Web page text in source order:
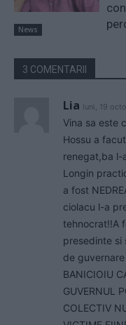
News
3 COMENTARII
Lia luni, 19
Vina sa este
Hossu a
renegat,ba l-
Longin
a fost
ciolacu l-a
tehnocrat!!A
presedinte si
de
BANICIOIU
GUVERNUL
COLECTIV